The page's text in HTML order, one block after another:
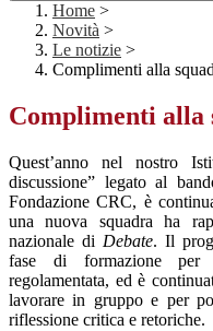
Home >
Novità >
Le notizie >
Complimenti alla
Complimenti alla
Quest’anno nel nostro
discussione” legato al
Fondazione CRC, è
una nuova squadra ha
nazionale di Debate. Il
fase di formazione per
regolamentata, ed è
lavorare in gruppo e per
riflessione critica e retoriche.